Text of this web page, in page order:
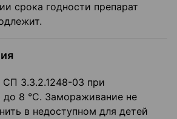
срока годности препарат
СП 3.3.2.1248-03 при
до 8 °C. Замораживание не
в недоступном для детей